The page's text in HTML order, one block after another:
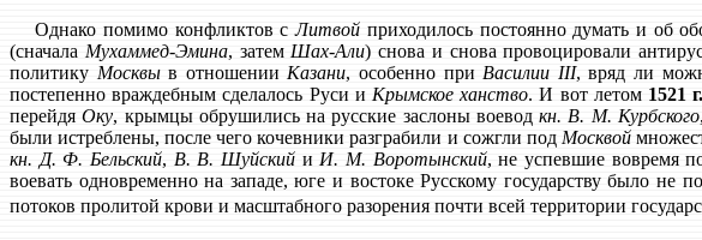
Однако помимо конфликтов сЛитвой приходилось постоянно думать и об
(сначала Мухаммед-Эмина, затем Шах-Али) снова и снова провоцировали
политику Москвыв отношении Казани, особенно при Василии III, вряд ли
постепенно враждебным сделалось Руси и Крымское ханство. И вот летом 1521 г.
перейдяОку, крымцы обрушились на русские заслоны воеводкн. В. М. Курбского,
были истреблены, после чего кочевники разграбили и сожгли под Москвой
кн. Д. Ф. Бельский, В. В. Шуйскийи И. М. Воротынский, не успевшие вовремя
воевать одновременно на западе, юге и востоке Русскому государству было не
потоков пролитой крови и масштабного разорения почти всей территории